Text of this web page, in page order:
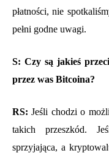
płatności, nie
pełni godne uwagi.
S: Czy są jakieś
przez was Bitcoina?
RS: Jeśli chodzi o
takich przeszkód.
sprzyjająca, a